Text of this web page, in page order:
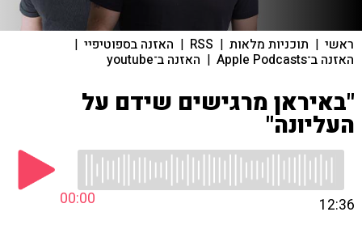
ראשי | תוכניות מלאות |
RSS
| האזנה בספוטיפיי |
האזנה ב־Apple Podcasts | האזנה ב־youtube
"באיראן מרגישים שידם על
העליונה"
00:00 12:36